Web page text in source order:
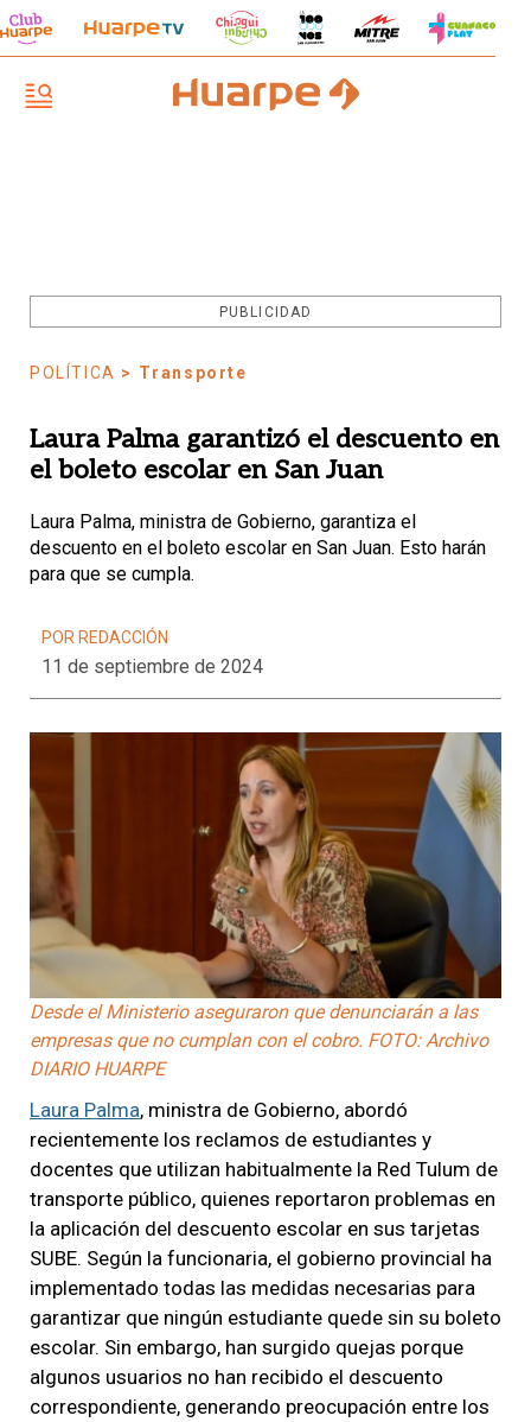
PUBLICIDAD
POLÍTICA > Transporte
Laura Palma garantizó el descuento en
el boleto escolar en San Juan
Laura Palma, ministra de Gobierno, garantiza el
descuento en el boleto escolar en San Juan. Esto harán
para que se cumpla.
POR REDACCIÓN
11 de septiembre de 2024
Desde el Ministerio aseguraron que denunciarán a las
empresas que no cumplan con el cobro. FOTO: Archivo
DIARIO HUARPE
Laura Palma, ministra de Gobierno, abordó
recientemente los reclamos de estudiantes y
docentes que utilizan habitualmente la Red Tulum de
transporte público, quienes reportaron problemas en
la aplicación del descuento escolar en sus tarjetas
SUBE. Según la funcionaria, el gobierno provincial ha
implementado todas las medidas necesarias para
garantizar que ningún estudiante quede sin su boleto
escolar. Sin embargo, han surgido quejas porque
algunos usuarios no han recibido el descuento
correspondiente, generando preocupación entre los